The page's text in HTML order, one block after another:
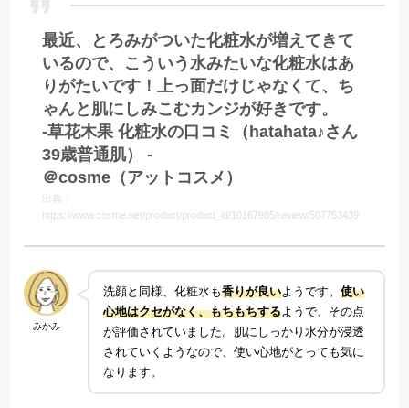
最近、とろみがついた化粧水が増えてきて
いるので、こういう水みたいな化粧水はあ
りがたいです！上っ面だけじゃなくて、ち
ゃんと肌にしみこむカンジが好きです。
-草花木果 化粧水の口コミ（hatahata♪さん
39歳普通肌） -
＠cosme（アットコスメ）
出典：
https://www.cosme.net/product/product_id/10167985/review/507753439
みかみ
洗顔と同様、化粧水も香りが良いようです。使い
心地はクセがなく、もちもちするようで、その点
が評価されていました。肌にしっかり水分が浸透
されていくようなので、使い心地がとっても気に
なります。